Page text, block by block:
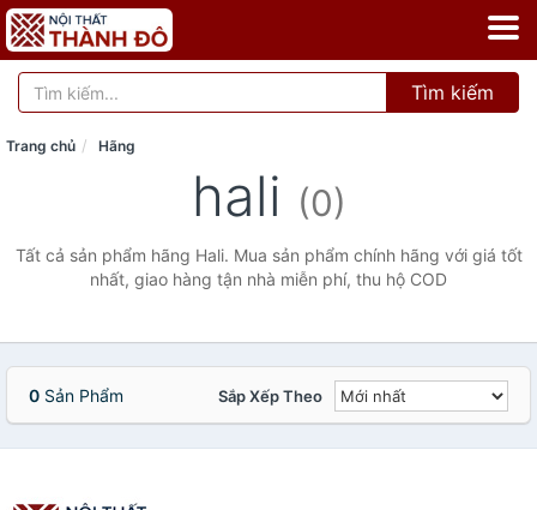
Tìm kiếm
Trang chủ Hãng
hali (0)
Tất cả sản phẩm hãng Hali. Mua sản phẩm chính hãng với giá tốt
nhất, giao hàng tận nhà miễn phí, thu hộ COD
0 Sản Phẩm Sắp Xếp Theo